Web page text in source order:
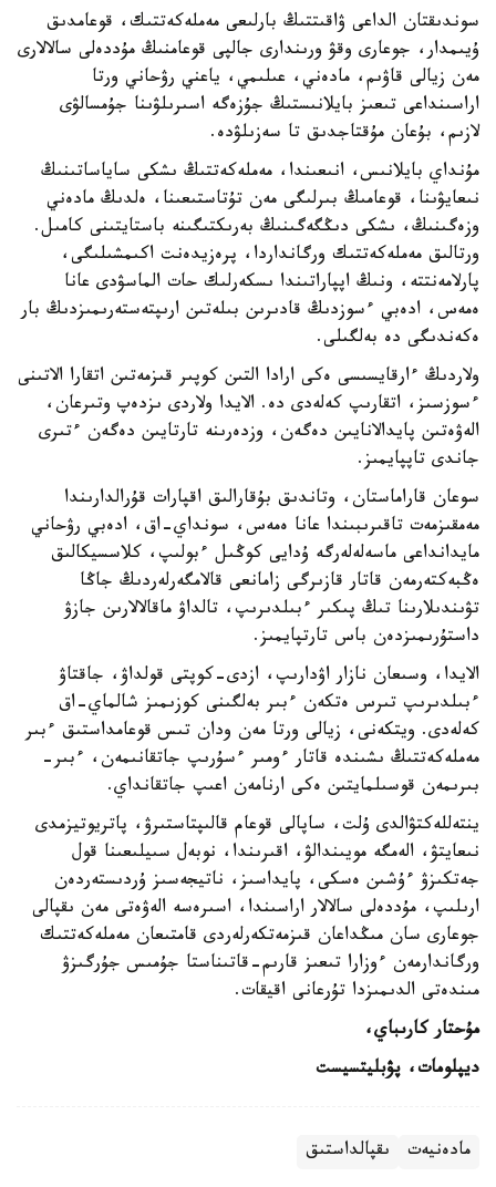
سوندىقتان الداعى ۋاقىتتىڭ بارلىعى مەملەكەتتىك، قوعامدىق
ۇيىمدار، جوعارى وقۋ ورىندارى جالپى قوعامنىڭ مۇددەلى سالالارى
مەن زيالى قاۋىم، مادەني، عىلىمي، ياعني رۋحاني ورتا
اراسىنداعى تىعىز بايلانىستىڭ جۇزەگە اسىرىلۋىنا جۇمسالۋى
لازىم، بۇعان مۇقتاجدىق تا سەزىلۋدە.
مۇنداي بايلانىس، انىعىندا، مەملەكەتتىڭ ىشكى ساياساتىنىڭ
نىعايۋىنا، قوعامىڭ بىرلىگى مەن تۇتاستىعىنا، ەلدىڭ مادەني
وزەگىنىڭ، ىشكى دىڭگەگىنىڭ بەرىكتىگىنە باستايتىنى كامىل.
ورتالىق مەملەكەتتىك ورگانداردا، پرەزيدەنت اكىمشىلىگى،
پارلامەنتتە، ونىڭ اپپاراتىندا ىسكەرلىك حات الماسۋدى عانا
ەمەس، ادەبي ءسوزدىڭ قادىرىن بىلەتىن ارىپتەستەرىمىزدىڭ بار
ەكەندىگى دە بەلگىلى.
ولاردىڭ ءارقايسىسى ەكى ارادا التىن كوپىر قىزمەتىن اتقارا الاتىنى
ءسوزسىز، اتقارىپ كەلەدى دە. الايدا ولاردى ىزدەپ وتىرعان،
الەۋەتىن پايدالانايىن دەگەن، وزدەرىنە تارتايىن دەگەن ءتىرى
جاندى تاپپايمىز.
سوعان قاراماستان، وتاندىق بۇقارالىق اقپارات قۇرالدارىندا
مەمقىزمەت تاقىرىبىندا عانا ەمەس، سونداي-اق، ادەبي رۋحاني
مايدانداعى ماسەلەلەرگە ۇدايى كوڭىل ءبولىپ، كلاسسيكالىق
ەڭبەكتەرمەن قاتار قازىرگى زامانعى قالامگەرلەردىڭ جاڭا
تۋىندىلارىنا تىڭ پىكىر ءبىلدىرىپ، تالداۋ ماقالالارىن جازۋ
داستۇرىمىزدەن باس تارتپايمىز.
الايدا، وسىعان نازار اۋدارىپ، ازدى-كوپتى قولداۋ، جاقتاۋ
ءبىلدىرىپ تىرس ەتكەن ءبىر بەلگىنى كوزىمىز شالماي-اق
كەلەدى. ويتكەنى، زيالى ورتا مەن ودان تىس قوعامداستىق ءبىر
مەملەكەتتىڭ ىشىندە قاتار ءومىر ءسۇرىپ جاتقانىمەن، ءبىر-
بىرىمەن قوسىلمايتىن ەكى ارنامەن اعىپ جاتقانداي.
ينتەللەكتۋالدى ۇلت، ساپالى قوعام قالىپتاستىرۋ، پاتريوتيزمدى
نىعايتۋ، الەمگە مويىندالۋ، اقىرىندا، نوبەل سىيلىعىنا قول
جەتكىزۋ ءۇشىن ەسكى، پايداسىز، ناتيجەسىز ۇردىستەردەن
ارىلىپ، مۇددەلى سالالار اراسىندا، اسىرەسە الەۋەتى مەن ىقپالى
جوعارى سان مىڭداعان قىزمەتكەرلەردى قامتىعان مەملەكەتتىك
ورگاندارمەن ءوزارا تىعىز قارىم-قاتىناستا جۇمىس جۇرگىزۋ
مىندەتى الدىمىزدا تۇرعانى اقيقات.
مۇحتار كارىباي،
ديپلومات، پۋبليتسيست
مادەنيەت ىقپالداستىق